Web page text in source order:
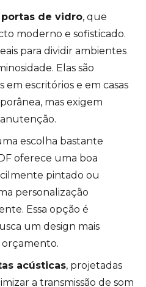
portas de vidro, que
moderno e sofisticado.
para dividir ambientes
Elas são
escritórios e em casas
mas exigem
escolha bastante
oferece uma boa
pintado ou
personalização
Essa opção é
um design mais
acústicas, projetadas
a transmissão de som